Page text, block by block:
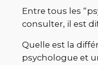
Entre tous les
consulter, il est
Quelle est la
psychologue et